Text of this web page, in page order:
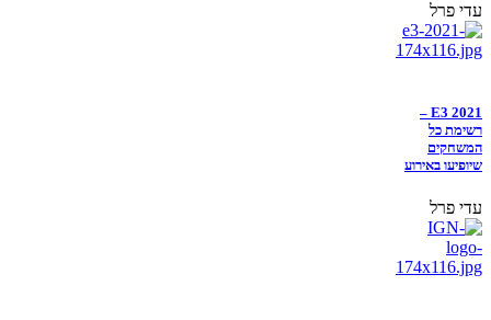
עדי פרל
E3 2021 –
רשימת כל
המשחקים
שיופיעו באירוע
עדי פרל